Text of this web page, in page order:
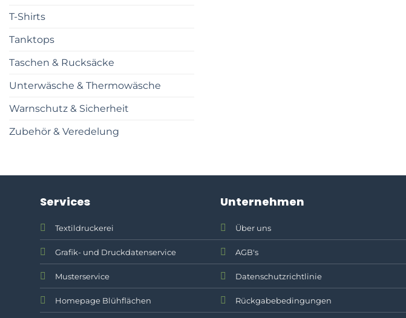
T-Shirts
Tanktops
Taschen & Rucksäcke
Unterwäsche & Thermowäsche
Warnschutz & Sicherheit
Zubehör & Veredelung
Services
Textildruckerei
Grafik- und Druckdatenservice
Musterservice
Homepage Blühflächen
Unternehmen
Über uns
AGB's
Datenschutzrichtlinie
Rückgabebedingungen